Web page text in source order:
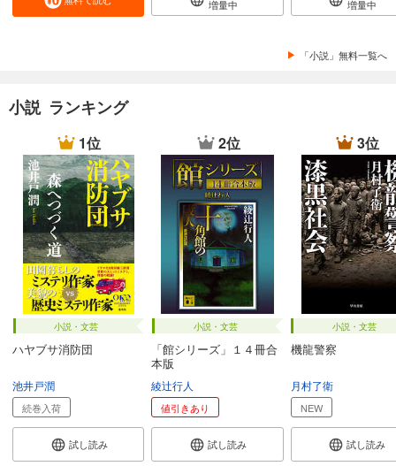
増量中 増量中
「小説」無料一覧へ
小説 ランキング
1位
小説・文芸
ハヤブサ消防団
池井戸潤
続巻入荷
試し読み
2位
小説・文芸
「館シリーズ」１４冊合
本版
綾辻行人
値引きあり
試し読み
3位
小説・文芸
機龍警察
月村了衛
NEW
試し読み